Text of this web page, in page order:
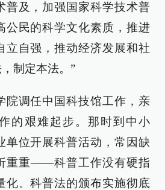
普及，加强国家科学技术普
公民的科学文化素质，推进
立自强，推动经济发展和社
制定本法。”​
院调任中国科技馆工作，亲
的艰难起步。那时到中小
单位开展科普活动，常因缺
重重——科普工作没有硬指
化。科普法的颁布实施彻底